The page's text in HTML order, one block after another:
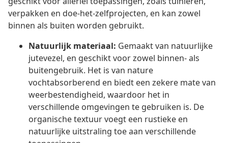
verpakken en doe-het-zelfprojecten, en kan zowel
binnen als buiten worden gebruikt.
Natuurlijk materiaal: Gemaakt van natuurlijke
jutevezel, en geschikt voor zowel binnen- als
buitengebruik. Het is van nature
vochtabsorberend en biedt een zekere mate van
weerbestendigheid, waardoor het in
verschillende omgevingen te gebruiken is. De
organische textuur voegt een rustieke en
natuurlijke uitstraling toe aan verschillende